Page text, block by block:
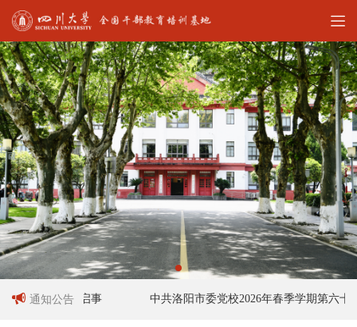
通知公告
人员招聘启事 中共洛阳市委党校2026年春季学期第六十六